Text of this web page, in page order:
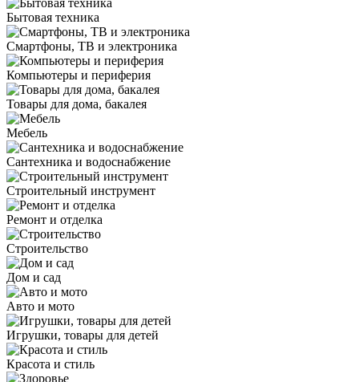
Бытовая техника
Смартфоны, ТВ и электроника
Компьютеры и периферия
Товары для дома, бакалея
Мебель
Сантехника и водоснабжение
Строительный инструмент
Ремонт и отделка
Строительство
Дом и сад
Авто и мото
Игрушки, товары для детей
Красота и стиль